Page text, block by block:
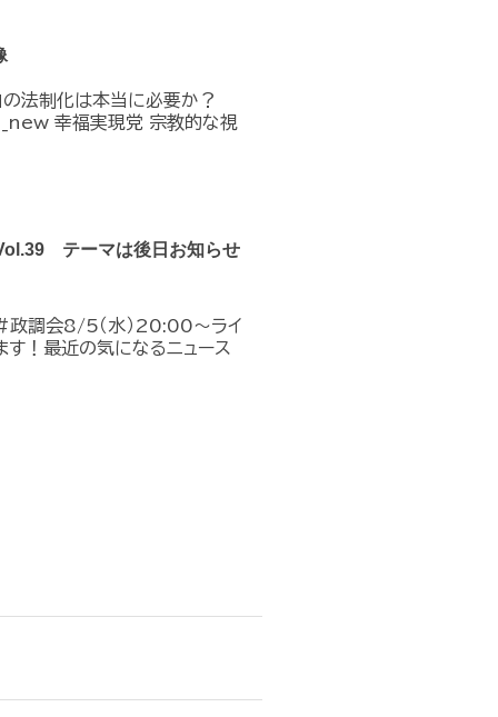
法制化は本当に必要か？
幸福実現党 宗教的な視
テーマは後日お知らせ
調会8/5（水）20:00～ライ
！最近の気になるニュース